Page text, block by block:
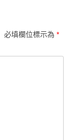
必填欄位標示為 *